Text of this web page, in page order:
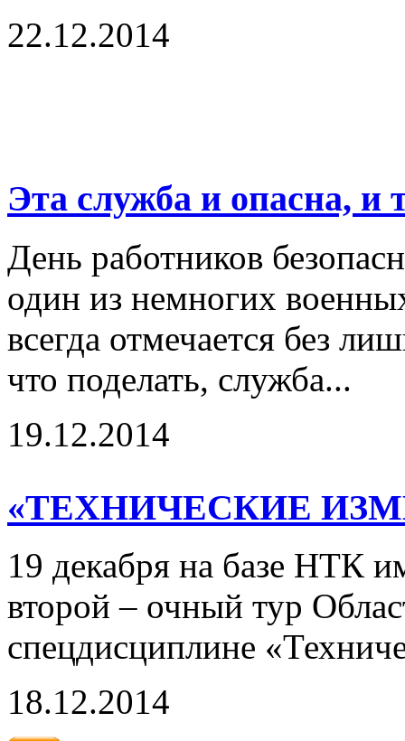
22.12.2014
Эта служба и опасна, и
День работников
один из немногих
всегда отмечается без
что поделать, служба...
19.12.2014
«ТЕХНИЧЕСКИЕ
19 декабря на базе НТК
второй – очный тур
спецдисциплине
18.12.2014